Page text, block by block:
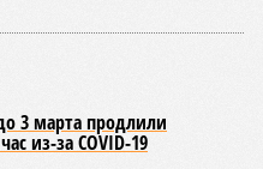
3 марта продлили
из-за COVID-19